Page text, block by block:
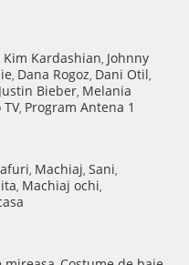
Kim Kardashian, Johnny
, Dana Rogoz, Dani Otil,
Justin Bieber, Melania
, Program Antena 1
, Machiaj, Sani,
, Machiaj ochi,